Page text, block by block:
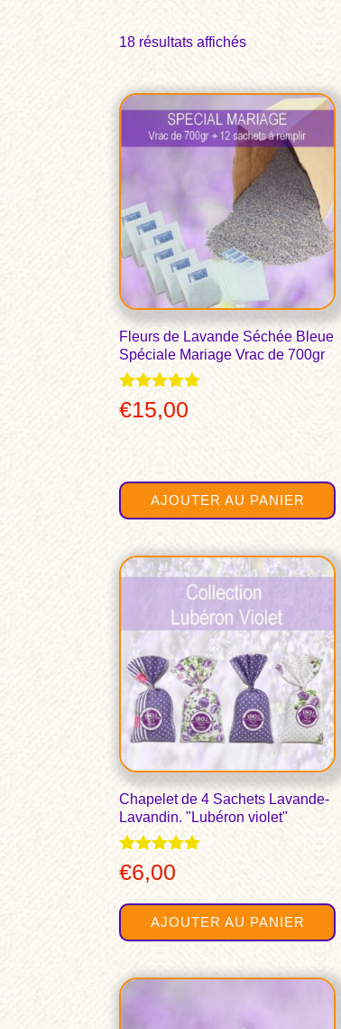
18 résultats affichés
Fleurs de Lavande Séchée Bleue
Spéciale Mariage Vrac de 700gr
Note
5.00
€15,00
AJOUTER AU PANIER
Chapelet de 4 Sachets Lavande-
Lavandin. "Lubéron violet"
Note
5.00
€6,00
AJOUTER AU PANIER